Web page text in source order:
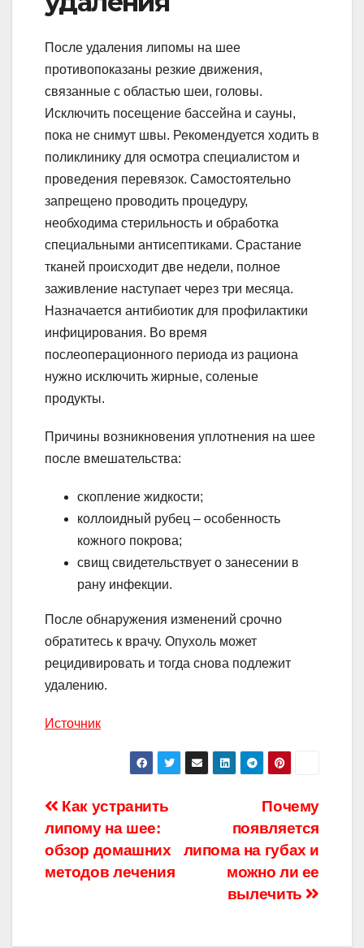
После удаления липомы на шее
противопоказаны резкие движения,
связанные с областью шеи, головы.
Исключить посещение бассейна и сауны,
пока не снимут швы. Рекомендуется ходить в
поликлинику для осмотра специалистом и
проведения перевязок. Самостоятельно
запрещено проводить процедуру,
необходима стерильность и обработка
специальными антисептиками. Срастание
тканей происходит две недели, полное
заживление наступает через три месяца.
Назначается антибиотик для профилактики
инфицирования. Во время
послеоперационного периода из рациона
нужно исключить жирные, соленые
продукты.
Причины возникновения уплотнения на шее
после вмешательства:
скопление жидкости;
коллоидный рубец – особенность
кожного покрова;
свищ свидетельствует о занесении в
рану инфекции.
После обнаружения изменений срочно
обратитесь к врачу. Опухоль может
рецидивировать и тогда снова подлежит
удалению.
Источник
Навигация
по
записям
Почему
появляется
липома на губах и
можно ли ее
вылечить
Как устранить
липому на шее:
обзор домашних
методов лечения